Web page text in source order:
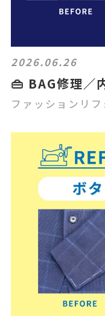
2026.06.26
👜 BAG修理／
ファッションリ